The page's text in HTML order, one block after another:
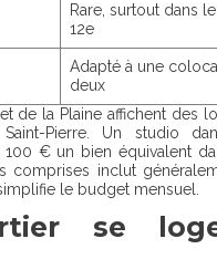
Rare, surtout dans
12e
Adapté à une
deux
de la Plaine affichent des
Pierre. Un studio
€ un bien équivalent
inclut
le budget mensuel.
se